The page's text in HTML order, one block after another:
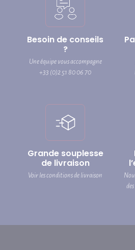
Besoin de conseils
?
Une équipe vous accompagne
+33 (0)2 51 80 06 70
Grande souplesse
de livraison
Voir les conditions de livraison